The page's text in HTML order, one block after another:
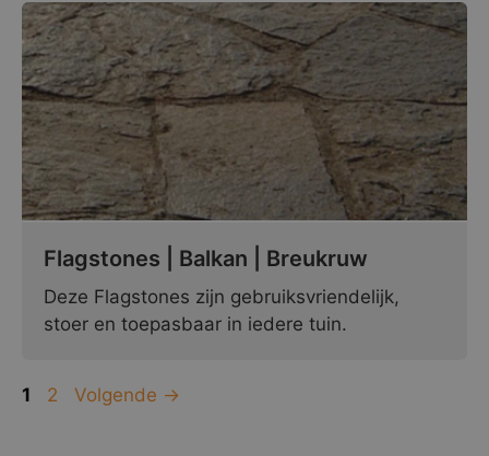
Flagstones | Balkan | Breukruw
Deze Flagstones zijn gebruiksvriendelijk,
stoer en toepasbaar in iedere tuin.
Pagina
1 Pagina
2 Volgende →